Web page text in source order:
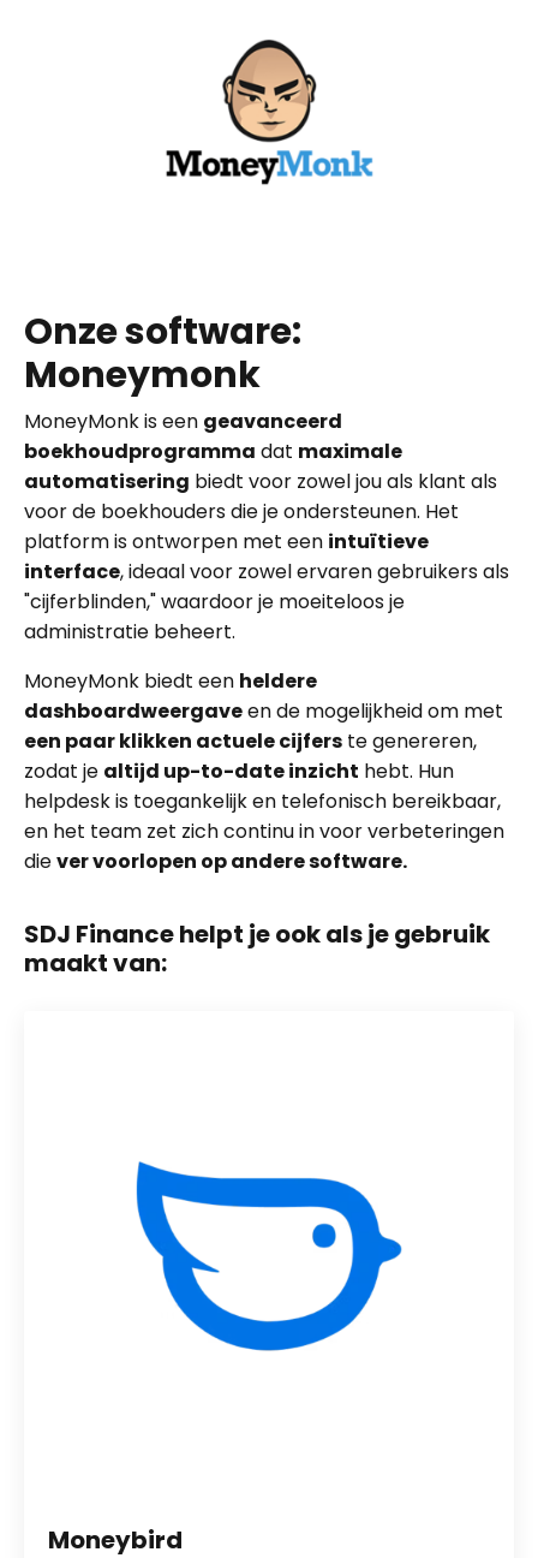
Onze software:
Moneymonk
MoneyMonk is een geavanceerd
boekhoudprogramma dat maximale
automatisering biedt voor zowel jou als klant als
voor de boekhouders die je ondersteunen. Het
platform is ontworpen met een intuïtieve
interface, ideaal voor zowel ervaren gebruikers als
"cijferblinden," waardoor je moeiteloos je
administratie beheert.
MoneyMonk biedt een heldere
dashboardweergaveen de mogelijkheid om met
een paar klikken actuele cijfers te genereren,
zodat je altijd up-to-date inzicht hebt. Hun
helpdesk is toegankelijk en telefonisch bereikbaar,
en het team zet zich continu in voor verbeteringen
diever voorlopen op andere software.
SDJ Finance helpt je ook als je gebruik
maakt van:
Moneybird